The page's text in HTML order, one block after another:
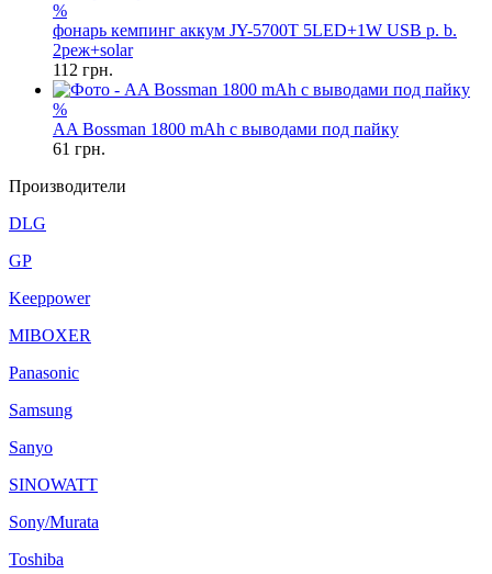
%
фонарь кемпинг аккум JY-5700T 5LED+1W USB p. b.
2реж+solar
112 грн.
%
AA Bossman 1800 mAh с выводами под пайку
61 грн.
Производители
DLG
GP
Keeppower
MIBOXER
Panasonic
Samsung
Sanyo
SINOWATT
Sony/Murata
Toshiba